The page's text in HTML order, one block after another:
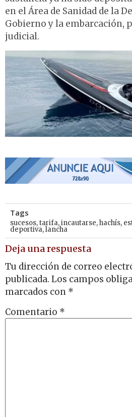
en el Área de Sanidad de la
Gobierno y la embarcación,
judicial.
Tags
sucesos,tarifa,incautarse,hachís,
deportiva,lancha
Deja una respuesta
Tu dirección de correo
publicada. Los campos
marcados con *
Comentario *